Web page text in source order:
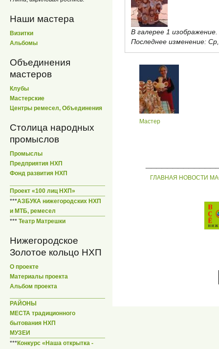
Наши мастера
Визитки
Альбомы
Объединения
мастеров
Клубы
Мастерские
Центры ремесел, Объединения
Столица народных
промыслов
Промыслы
Предприятия НХП
Фонд развития НХП
Проект «100 лиц НХП»
***АЗБУКА нижегородских НХП
и МТБ, ремесел
*** Театр Матрешки
Нижегородское
Золотое кольцо НХП
О проекте
Материалы проекта
Альбом проекта
РАЙОНЫ
МЕСТА традиционного
бытования НХП
МУЗЕИ
***Конкурс «Наша открытка -
В галерее 1 изображение.
Последнее изменение:
Мастер
ГЛАВНАЯ НОВОСТИ